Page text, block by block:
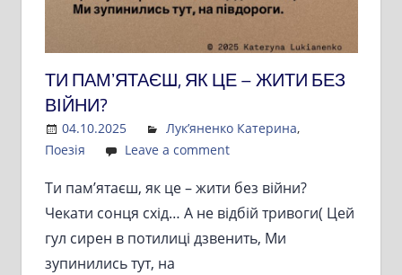
ТИ ПАМʼЯТАЄШ, ЯК ЦЕ – ЖИТИ БЕЗ
ВІЙНИ?
04.10.2025 Admin
Лук’яненко Катерина,
Поезія
Leave a comment
Ти памʼятаєш, як це – жити без війни?
Чекати сонця схід… А не відбій тривоги( Цей
гул сирен в потилиці дзвенить, Ми
зупинились тут, на